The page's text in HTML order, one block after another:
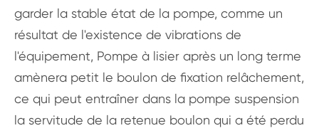
garder la stable état de la pompe, comme un
résultat de l'existence de vibrations de
l'équipement, Pompe à lisier après un long terme
amènera petit le boulon de fixation relâchement,
ce qui peut entraîner dans la pompe suspension
la servitude de la retenue boulon qui a été perdu